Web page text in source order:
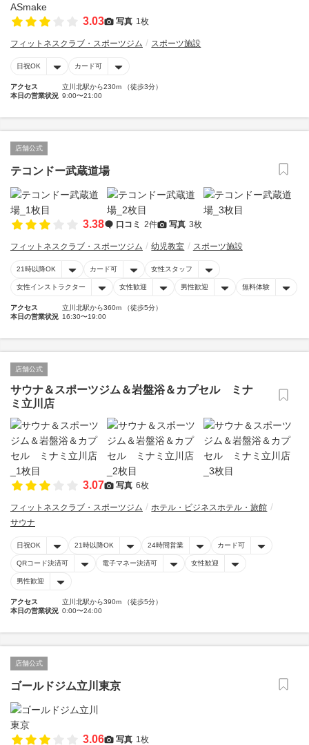
3.03 写真 1枚
フィットネスクラブ・スポーツジム スポーツ施設
日祝OK カード可
アクセス
立川北駅から230m （徒歩3分）
本日の営業状況 9:00〜21:00
店舗公式
テコンドー武蔵道場
3.38 口コミ 2件 写真 3枚
フィットネスクラブ・スポーツジム 幼児教室 スポーツ施設
21時以降OK カード可 女性スタッフ
女性インストラクター 女性歓迎 男性歓迎 無料体験
アクセス
立川北駅から360m （徒歩5分）
本日の営業状況 16:30〜19:00
店舗公式
サウナ＆スポーツジム＆岩盤浴＆カプセル ミナ
ミ立川店
3.07 写真 6枚
フィットネスクラブ・スポーツジム
ホテル・ビジネスホテル・旅館
サウナ
日祝OK 21時以降OK 24時間営業 カード可
QRコード決済可 電子マネー決済可 女性歓迎
男性歓迎
アクセス
立川北駅から390m （徒歩5分）
本日の営業状況 0:00〜24:00
店舗公式
ゴールドジム立川東京
3.06 写真 1枚